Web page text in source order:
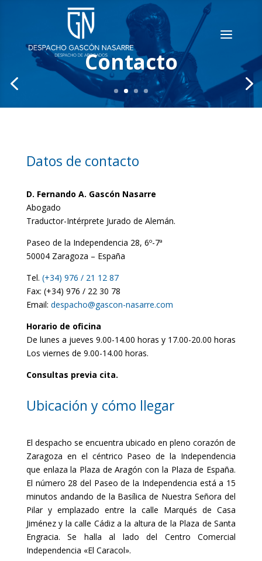
Contacto
Datos de contacto
D. Fernando A. Gascón Nasarre
Abogado
Traductor-Intérprete Jurado de Alemán.
Paseo de la Independencia 28, 6º-7ª
50004 Zaragoza – España
Tel. (+34) 976 / 21 12 87
Fax: (+34) 976 / 22 30 78
Email: despacho@gascon-nasarre.com
Horario de oficina
De lunes a jueves 9.00-14.00 horas y 17.00-20.00 horas
Los viernes de 9.00-14.00 horas.
Consultas previa cita.
Ubicación y cómo llegar
El despacho se encuentra ubicado en pleno corazón de
Zaragoza en el céntrico Paseo de la Independencia
que enlaza la Plaza de Aragón con la Plaza de España.
El número 28 del Paseo de la Independencia está a 15
minutos andando de la Basílica de Nuestra Señora del
Pilar y emplazado entre la calle Marqués de Casa
Jiménez y la calle Cádiz a la altura de la Plaza de Santa
Engracia. Se halla al lado del Centro Comercial
Independencia «El Caracol».